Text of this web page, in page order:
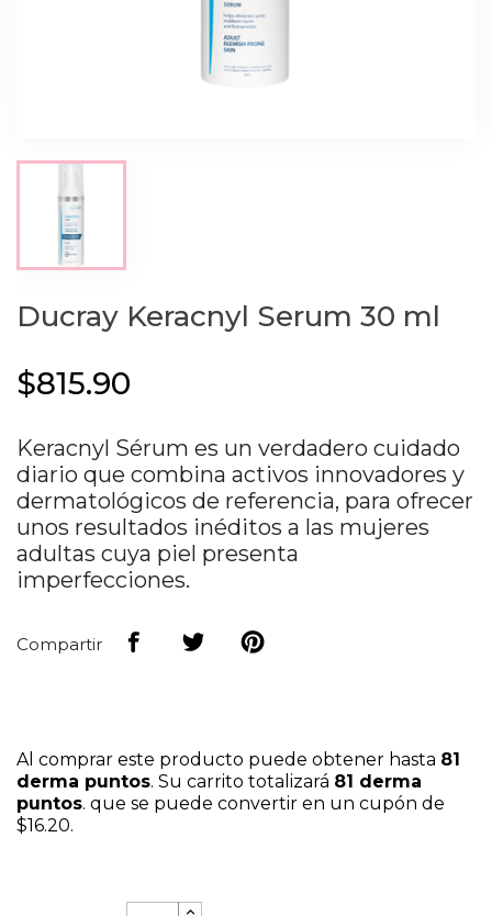
Ducray Keracnyl Serum 30 ml
$815.90
Keracnyl Sérum es un verdadero cuidado
diario que combina activos innovadores y
dermatológicos de referencia, para ofrecer
unos resultados inéditos a las mujeres
adultas cuya piel presenta
imperfecciones.
Compartir
Al comprar este producto puede obtener hasta 81
derma puntos. Su carrito totalizará 81 derma
puntos. que se puede convertir en un cupón de
$16.20.